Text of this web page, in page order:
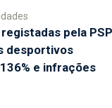
pela PSP
desportivos
e infrações